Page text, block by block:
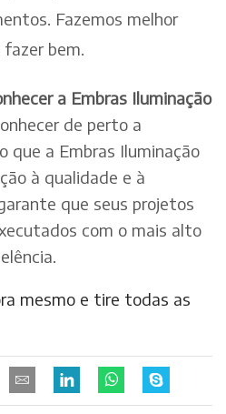
Fazemos melhor
bem.
a Embras Iluminação
de perto a
que a Embras Iluminação
à qualidade e à
que seus projetos
com o mais alto
mesmo e tire todas as